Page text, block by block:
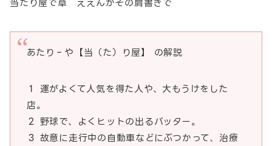
あたり‐や【当（た）り屋】 の解説
１ 運がよくて人気を得た人や、大もうけをした
店。
２ 野球で、よくヒットの出るバッター。
３ 故意に走行中の自動車などにぶつかって、治療